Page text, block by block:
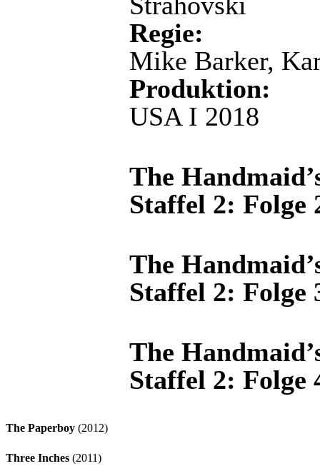
Regie:
Mike Barker,
Produktion:
USA I 2018
The
Staffel 2: Folge
The
Staffel 2: Folge
The
Staffel 2: Folge
The Paperboy (2012)
Three Inches (2011)